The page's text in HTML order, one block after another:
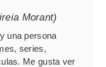
Morant)
una persona
series,
Me gusta ver